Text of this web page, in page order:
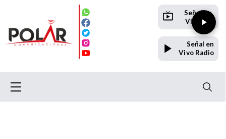
Señal en
Vivo TV
Señal en
Vivo Radio